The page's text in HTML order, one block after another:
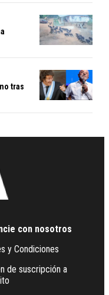
tras
con nosotros
y Condiciones
de suscripción a